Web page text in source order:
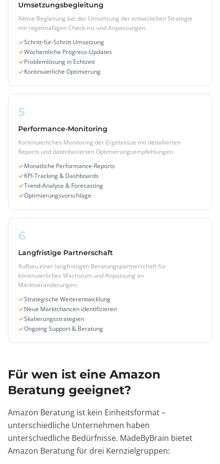
Umsetzungsbegleitung
Aktive Begleitung bei der Umsetzung der entwickelten Strategie
mit regelmäßigen Check-ins und Anpassungen.
Schritt-für-Schritt Umsetzung
Wöchentliche Progress-Updates
Problemlösung in Echtzeit
Kontinuierliche Optimierung
5
Performance-Monitoring
Kontinuierliches Monitoring der Ergebnisse mit detaillierten
Reports und datenbasierten Optimierungsempfehlungen.
Monatliche Performance-Reports
KPI-Tracking & Dashboards
Trend-Analyse & Forecasting
Optimierungsvorschläge
6
Langfristige Partnerschaft
Aufbau einer langfristigen Beratungspartnerschaft für
kontinuierliches Wachstum und Anpassung an
Marktveränderungen.
Strategische Weiterentwicklung
Neue Marktchancen identifizieren
Skalierungsstrategien
Ongoing Support & Beratung
Für wen ist eine Amazon
Beratung geeignet?
Amazon Beratung ist kein Einheitsformat –
unterschiedliche Unternehmen haben
unterschiedliche Bedürfnisse. MadeByBrain bietet
Amazon Beratung für drei Kernzielgruppen: